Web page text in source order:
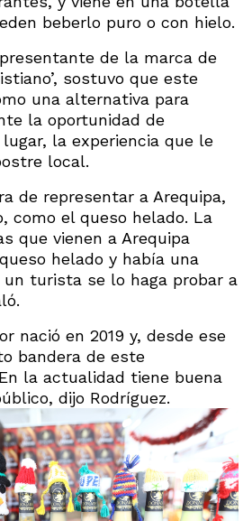
beberlo puro o con hielo.
de la marca de
sostuvo que este
una alternativa para
la oportunidad de
la experiencia que le
local.
de representar a Arequipa,
como el queso helado. La
que vienen a Arequipa
helado y había una
un turista se lo haga probar a
nació en 2019 y, desde ese
bandera de este
la actualidad tiene buena
dijo Rodríguez.